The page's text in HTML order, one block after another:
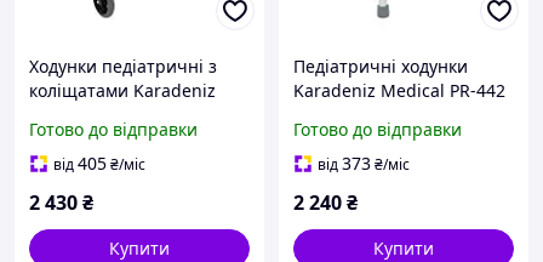
Ходунки педіатричні з
коліщатами Karadeniz
Готово до відправки
від405₴/міс
2 430₴
Купити
Педіатричні ходунки
Karadeniz Medical PR-442
Готово до відправки
від373₴/міс
2 240₴
Купити